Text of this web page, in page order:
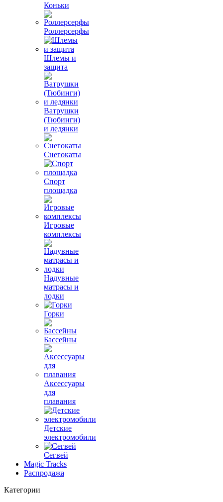
Коньки
Роллерсерфы
Шлемы и
защита
Ватрушки
(Тюбинги)
и ледянки
Снегокаты
Спорт
площадка
Игровые
комплексы
Надувные
матрасы и
лодки
Горки
Бассейны
Аксессуары
для
плавания
Детские
электромобили
Сегвей
Magic Tracks
Распродажа
Категории